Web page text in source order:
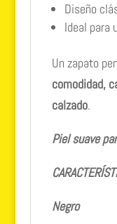
Diseño
Ideal para
Un zapato
comodidad,
calzado.
Piel suave
Negro